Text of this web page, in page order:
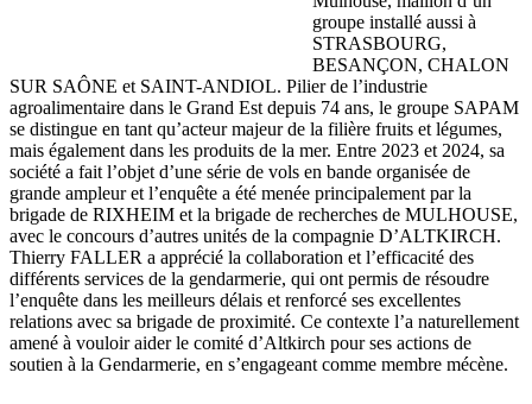
groupe installé aussi à
STRASBOURG,
BESANÇON, CHALON
SUR SAÔNE et SAINT-ANDIOL. Pilier de l’industrie
agroalimentaire dans le Grand Est depuis 74 ans, le groupe SAPAM
se distingue en tant qu’acteur majeur de la filière fruits et légumes,
mais également dans les produits de la mer. Entre 2023 et 2024, sa
société a fait l’objet d’une série de vols en bande organisée de
grande ampleur et l’enquête a été menée principalement par la
brigade de RIXHEIM et la brigade de recherches de MULHOUSE,
avec le concours d’autres unités de la compagnie D’ALTKIRCH.
Thierry FALLER a apprécié la collaboration et l’efficacité des
différents services de la gendarmerie, qui ont permis de résoudre
l’enquête dans les meilleurs délais et renforcé ses excellentes
relations avec sa brigade de proximité. Ce contexte l’a naturellement
amené à vouloir aider le comité d’Altkirch pour ses actions de
soutien à la Gendarmerie, en s’engageant comme membre mécène.